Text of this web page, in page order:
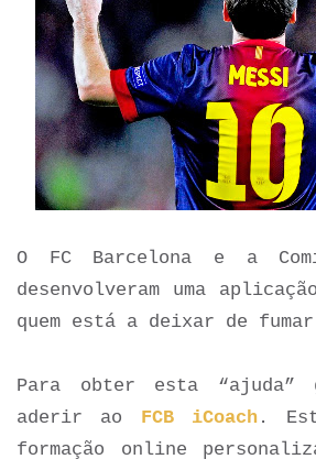
O FC Barcelona e a
desenvolveram uma
quem está a deixar de
Para obter esta “ajuda”
aderir ao FCB iCoach .
formação online